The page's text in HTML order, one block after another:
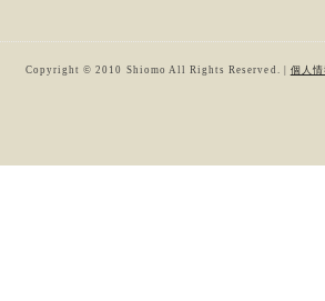
Copyright © 2010 Shiomo All Rights Reserved. | 個人